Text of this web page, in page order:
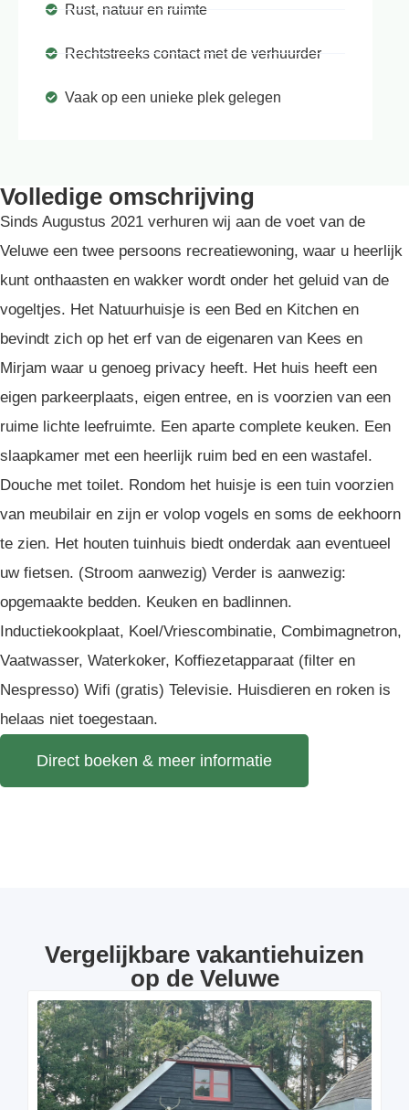
Rust, natuur en ruimte
Rechtstreeks contact met de verhuurder
Vaak op een unieke plek gelegen
Volledige omschrijving
Sinds Augustus 2021 verhuren wij aan de voet van de
Veluwe een twee persoons recreatiewoning, waar u heerlijk
kunt onthaasten en wakker wordt onder het geluid van de
vogeltjes. Het Natuurhuisje is een Bed en Kitchen en
bevindt zich op het erf van de eigenaren van Kees en
Mirjam waar u genoeg privacy heeft. Het huis heeft een
eigen parkeerplaats, eigen entree, en is voorzien van een
ruime lichte leefruimte. Een aparte complete keuken. Een
slaapkamer met een heerlijk ruim bed en een wastafel.
Douche met toilet. Rondom het huisje is een tuin voorzien
van meubilair en zijn er volop vogels en soms de eekhoorn
te zien. Het houten tuinhuis biedt onderdak aan eventueel
uw fietsen. (Stroom aanwezig) Verder is aanwezig:
opgemaakte bedden. Keuken en badlinnen.
Inductiekookplaat, Koel/Vriescombinatie, Combimagnetron,
Vaatwasser, Waterkoker, Koffiezetapparaat (filter en
Nespresso) Wifi (gratis) Televisie. Huisdieren en roken is
helaas niet toegestaan.
Direct boeken & meer informatie
Vergelijkbare vakantiehuizen
op de Veluwe